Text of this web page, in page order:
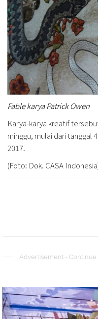
Fable karya Patrick Owen
Karya-karya kreatif
minggu, mulai dari tanggal
2017.
(Foto: Dok. CASA
Advertisement - Continue